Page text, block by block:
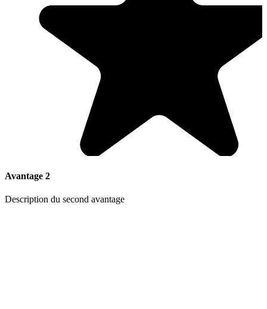
Avantage 2
Description du second avantage